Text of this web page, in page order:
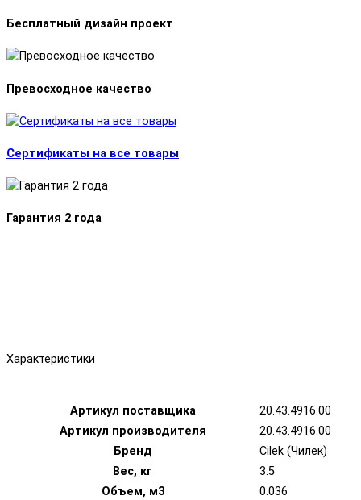
Бесплатный дизайн проект
Превосходное качество
Сертификаты на все товары
Гарантия 2 года
Характеристики
Артикул поставщика
20.43.4916.00
Артикул производителя
20.43.4916.00
Бренд
Cilek (Чилек)
Вес, кг
3.5
Объем, м3
0.036